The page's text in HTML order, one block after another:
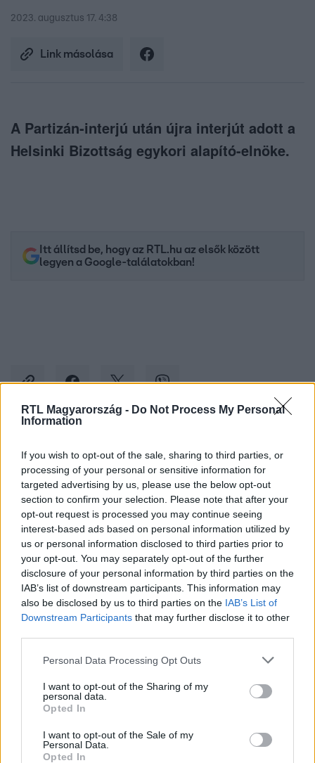
RTL Magyarország - Do Not Process My Personal
Information
If you wish to opt-out of the sale, sharing to third parties, or
processing of your personal or sensitive information for
targeted advertising by us, please use the below opt-out
section to confirm your selection. Please note that after your
opt-out request is processed you may continue seeing
interest-based ads based on personal information utilized by
us or personal information disclosed to third parties prior to
your opt-out. You may separately opt-out of the further
disclosure of your personal information by third parties on the
IAB’s list of downstream participants. This information may
also be disclosed by us to third parties on the IAB’s List of
Downstream Participants that may further disclose it to other
Please note that this website/app uses one or more Google
not limited to your visit or usage behaviour. You may click to
grant or deny consent to Google and its third-party tags to
use your data for below specified purposes in below Google
consent section.
Personal Data Processing Opt Outs
I want to opt-out of the Sharing of my
personal data.
Opted In
I want to opt-out of the Sale of my
Personal Data.
Opted In
2023. augusztus 17. 4:38
Link másolása
A Partizán-interjú után újra interjút adott a
Helsinki Bizottság egykori alapító-elnöke.
Itt állítsd be, hogy az RTL.hu az elsők között
legyen a Google-találatokban!
Facebookon is!
Követem
KŐSZEG FERENC
#PARTIZÁN #INTERJÚ
Népszerű